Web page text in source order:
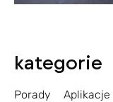
kategorie
Porady Aplikacje